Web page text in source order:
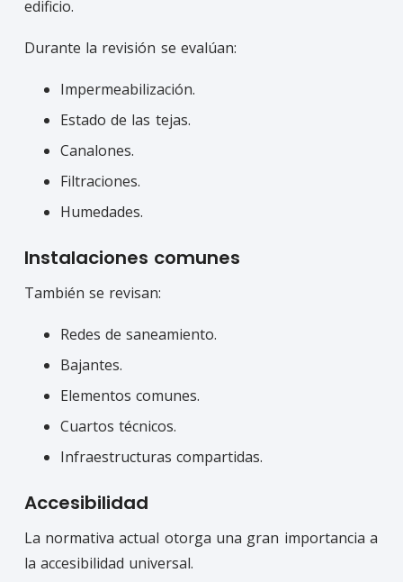
edificio.
Durante la revisión se evalúan:
Impermeabilización.
Estado de las tejas.
Canalones.
Filtraciones.
Humedades.
Instalaciones comunes
También se revisan:
Redes de saneamiento.
Bajantes.
Elementos comunes.
Cuartos técnicos.
Infraestructuras compartidas.
Accesibilidad
La normativa actual otorga una gran importancia a
la accesibilidad universal.